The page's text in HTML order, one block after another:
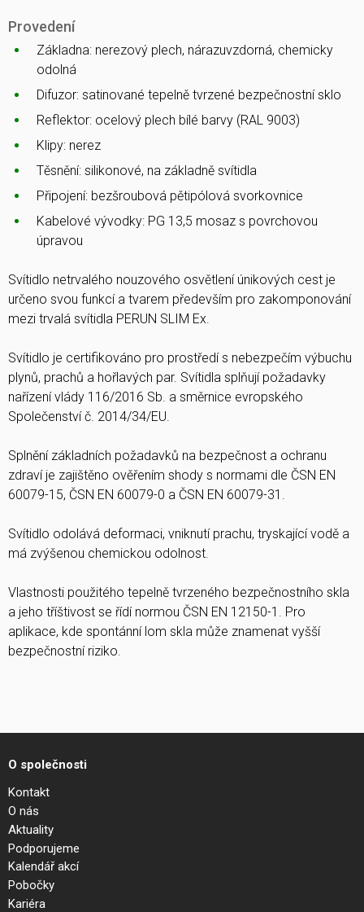
Provedení
Základna: nerezový plech, nárazuvzdorná, chemicky
odolná
Difuzor: satinované tepelně tvrzené bezpečnostní sklo
Reflektor: ocelový plech bílé barvy (RAL 9003)
Klipy: nerez
Těsnění: silikonové, na základně svítidla
Připojení: bezšroubová pětipólová svorkovnice
Kabelové vývodky: PG 13,5 mosaz s povrchovou
úpravou
Svítidlo netrvalého nouzového osvětlení únikových cest je
určeno svou funkcí a tvarem především pro zakomponování
mezi trvalá svítidla PERUN SLIM Ex.
Svítidlo je certifikováno pro prostředí s nebezpečím výbuchu
plynů, prachů a hořlavých par. Svítidla splňují požadavky
nařízení vlády 116/2016 Sb. a směrnice evropského
Společenství č. 2014/34/EU.
Splnění základních požadavků na bezpečnost a ochranu
zdraví je zajištěno ověřením shody s normami dle ČSN EN
60079-15, ČSN EN 60079-0 a ČSN EN 60079-31.
Svítidlo odolává deformaci, vniknutí prachu, tryskající vodě a
má zvýšenou chemickou odolnost.
Vlastnosti použitého tepelně tvrzeného bezpečnostního skla
a jeho tříštivost se řídí normou ČSN EN 12150-1. Pro
aplikace, kde spontánní lom skla může znamenat vyšší
bezpečnostní riziko.
O společnosti
Kontakt
O nás
Aktuality
Podporujeme
Kalendář akcí
Pobočky
Kariéra